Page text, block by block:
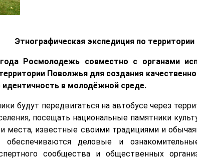
Этнографическая экспедиция по
Росмолодежь совместно с органами
Поволжья для создания
в молодёжной среде.
будут передвигаться на автобусе через
посещать национальные памятники
места, известные своими традициями и
обеспечиваются деловые и
сообщества и общественных